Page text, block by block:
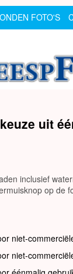
FOTO'S
uit
inclusief
op de
niet-
niet-